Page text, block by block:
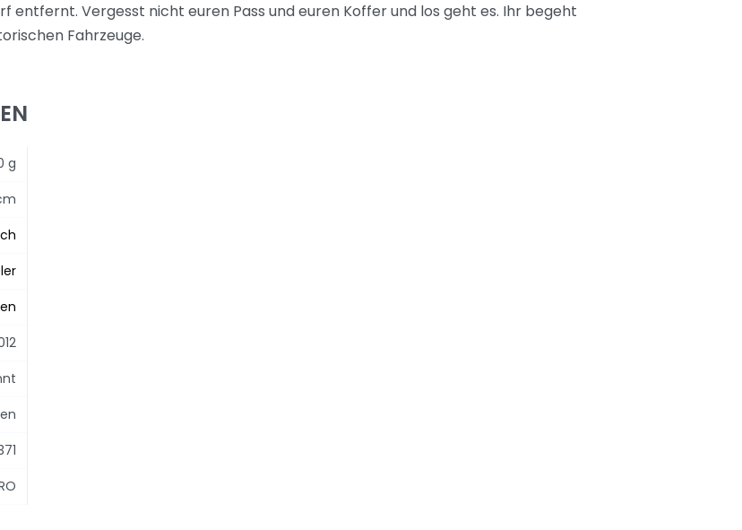
entfernt. Vergesst nicht euren Pass und euren Koffer und los geht es. Ihr begeht
Fahrzeuge.
g